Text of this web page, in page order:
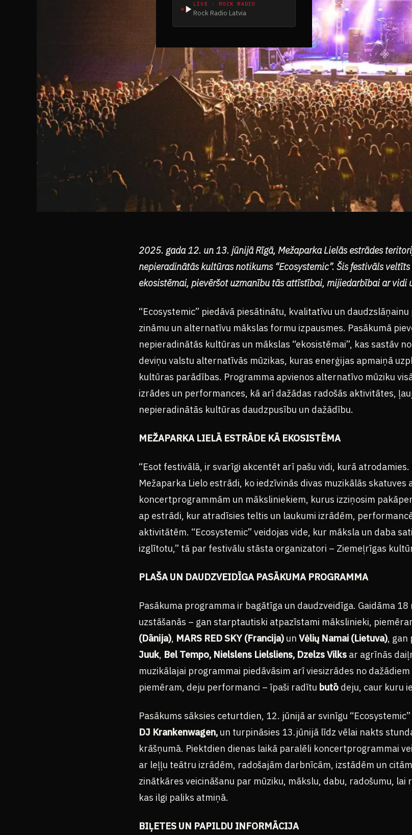
LIVE · ROCK RADIO
Rock Radio Latvia
2025. gada 12. un 13. jūnijā Rīgā, Mežaparka Lielās estrādes
nepieradinātās kultūras notikums “Ecosystemic”. Šis festivāls
ekosistēmai, pievēršot uzmanību tās attīstībai, mijiedarbībai ar vidi
“Ecosystemic” piedāvā piesātinātu, kvalitatīvu un
zināmu un alternatīvu mākslas formu izpausmes. Pasākumā
nepieradinātās kultūras un mākslas “ekosistēmai”, kas sastāv
deviņu valstu alternatīvās mūzikas, kuras enerģijas apmaiņā
kultūras parādības. Programma apvienos alternatīvo mūziku
izrādes un performances, kā arī dažādas radošās aktivitātes,
nepieradinātās kultūras daudzpusību un dažādību.
MEŽAPARKA LIELĀ ESTRĀDE KĀ EKOSISTĒMA
“Esot festivālā, ir svarīgi akcentēt arī pašu vidi, kurā
Mežaparka Lielo estrādi, ko iedzīvinās divas muzikālās skatuves
koncertprogrammām un māksliniekiem, kurus izziņosim
ap estrādi, kur atradīsies teltis un laukumi izrādēm,
aktivitātēm. “Ecosystemic” veidojas vide, kur māksla un daba
izglītotu,” tā par festivālu stāsta organizatori – Ziemeļrīgas
PLAŠA UN DAUDZVEIDĪGA PASĀKUMA PROGRAMMA
Pasākuma programma ir bagātīga un daudzveidīga. Gaidāma
uzstāšanās – gan starptautiski atpazīstami mākslinieki,
(Dānija), MARS RED SKY (Francija) un Vėlių Namai (Lietuva), gan
Juuk, Bel Tempo, Nielslens Lielsliens, Dzelzs Vilks ar agrīnās
muzikālajai programmai piedāvāsim arī viesizrādes no
piemēram, deju performanci – īpaši radītu butō deju, caur kuru
Pasākums sāksies ceturtdien, 12. jūnijā ar svinīgu
DJ Krankenwagen, un turpināsies 13.jūnijā līdz vēlai nakts
krāšņumā. Piektdien dienas laikā paralēli koncertprogrammai
ar leļļu teātru izrādēm, radošajām darbnīcām, izstādēm un
zinātkāres veicināšanu par mūziku, mākslu, dabu, radošumu,
kas ilgi paliks atmiņā.
BIĻETES UN PAPILDU INFORMĀCIJA